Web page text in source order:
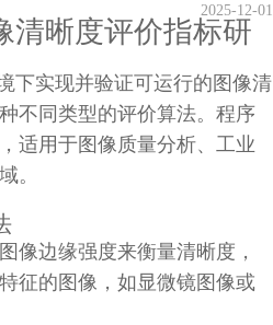
2025-12-01
清晰度评价指标研
下实现并验证可运行的图像清
不同类型的评价算法。程序
适用于图像质量分析、工业
。
像边缘强度来衡量清晰度，
征的图像，如显微镜图像或